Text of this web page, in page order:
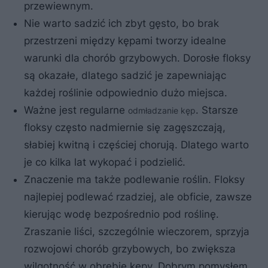
przewiewnym.
Nie warto sadzić ich zbyt gęsto, bo brak
przestrzeni między kępami tworzy idealne
warunki dla chorób grzybowych. Dorosłe floksy
są okazałe, dlatego sadzić je zapewniając
każdej roślinie odpowiednio dużo miejsca.
Ważne jest regularne odmładzanie kęp. Starsze
floksy często nadmiernie się zagęszczają,
słabiej kwitną i częściej chorują. Dlatego warto
je co kilka lat wykopać i podzielić.
Znaczenie ma także podlewanie roślin. Floksy
najlepiej podlewać rzadziej, ale obficie, zawsze
kierując wodę bezpośrednio pod roślinę.
Zraszanie liści, szczególnie wieczorem, sprzyja
rozwojowi chorób grzybowych, bo zwiększa